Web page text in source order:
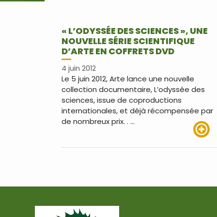
« L’ODYSSÉE DES SCIENCES », UNE
NOUVELLE SÉRIE SCIENTIFIQUE
D’ARTE EN COFFRETS DVD
4 juin 2012
Le 5 juin 2012, Arte lance une nouvelle
collection documentaire, L’odyssée des
sciences, issue de coproductions
internationales, et déjà récompensée par
de nombreux prix. . …